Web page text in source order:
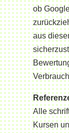
ob
aus
Alle
Kursen